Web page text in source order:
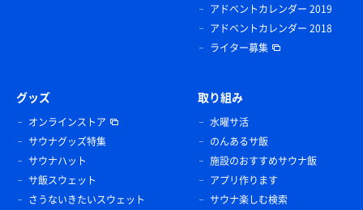
アドベントカレンダー 2019
アドベントカレンダー 2018
ライター募集
グッズ
オンラインストア
サウナグッズ特集
サウナハット
サ飯スウェット
さうないきたいスウェット
取り組み
水曜サ活
のんあるサ飯
施設のおすすめサウナ飯
アプリ作ります
サウナ楽しむ検索